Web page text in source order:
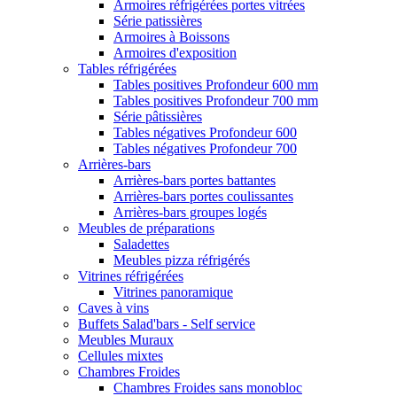
Armoires réfrigérées portes vitrées
Série patissières
Armoires à Boissons
Armoires d'exposition
Tables réfrigérées
Tables positives Profondeur 600 mm
Tables positives Profondeur 700 mm
Série pâtissières
Tables négatives Profondeur 600
Tables négatives Profondeur 700
Arrières-bars
Arrières-bars portes battantes
Arrières-bars portes coulissantes
Arrières-bars groupes logés
Meubles de préparations
Saladettes
Meubles pizza réfrigérés
Vitrines réfrigérées
Vitrines panoramique
Caves à vins
Buffets Salad'bars - Self service
Meubles Muraux
Cellules mixtes
Chambres Froides
Chambres Froides sans monobloc